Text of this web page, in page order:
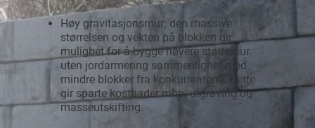
Høy gravitasjonsmur: den massive
størrelsen og vekten på blokken gir
mulighet for å bygge høyere støttemur
uten jordarmering sammenlignet med
mindre blokker fra konkurrentene. Dette
gir sparte kostnader mhp. utgraving og
masseutskifting.